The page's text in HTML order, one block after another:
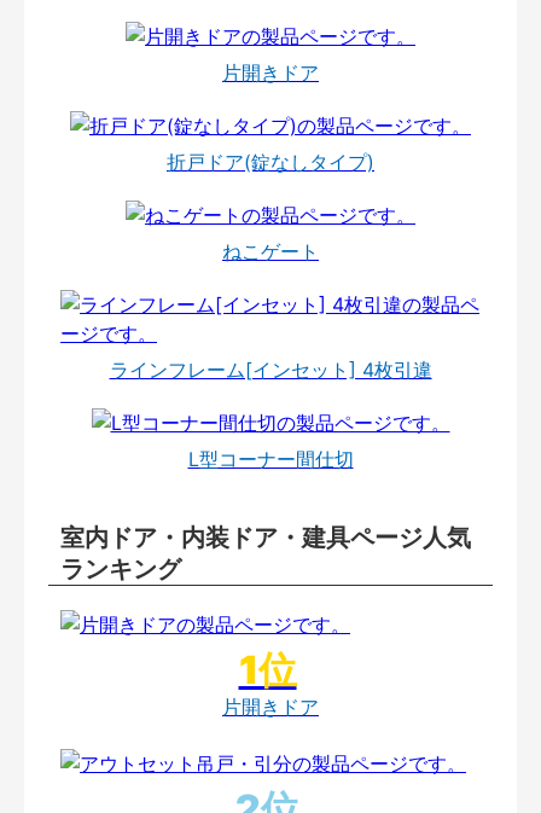
片開きドア
折戸ドア(錠なしタイプ)
ねこゲート
ラインフレーム[インセット] 4枚引違
L型コーナー間仕切
室内ドア・内装ドア・建具ページ人気
ランキング
片開きドア